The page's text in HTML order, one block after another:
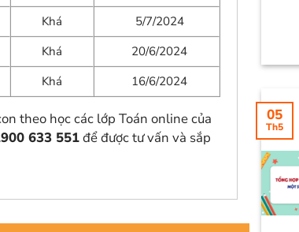
Khá 5/7/2024
Khá
20/6/2024
Khá 16/6/2024
theo học các lớp Toán online của
633 551để được tư vấn và sắp
05
Th5